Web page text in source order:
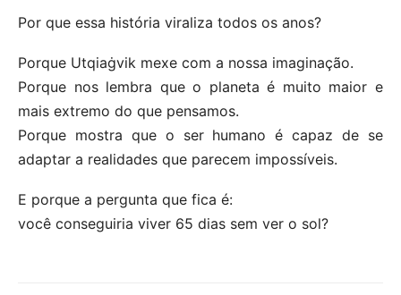
Por que essa história viraliza todos os anos?
Porque Utqiaġvik mexe com a nossa imaginação.
Porque nos lembra que o planeta é muito maior e
mais extremo do que pensamos.
Porque mostra que o ser humano é capaz de se
adaptar a realidades que parecem impossíveis.
E porque a pergunta que fica é:
você conseguiria viver 65 dias sem ver o sol?